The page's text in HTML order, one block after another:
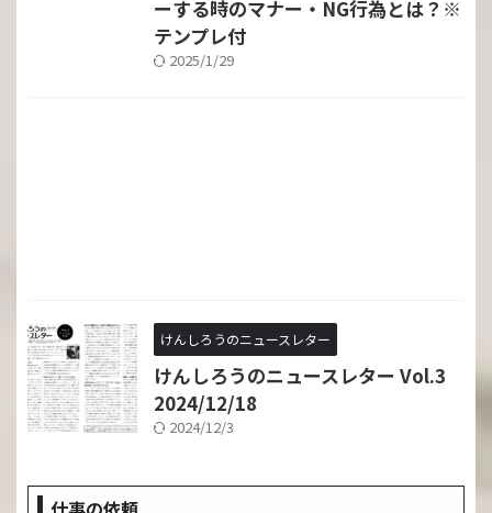
ーする時のマナー・NG行為とは？※
テンプレ付
2025/1/29
けんしろうのニュースレター
けんしろうのニュースレター Vol.3
2024/12/18
2024/12/3